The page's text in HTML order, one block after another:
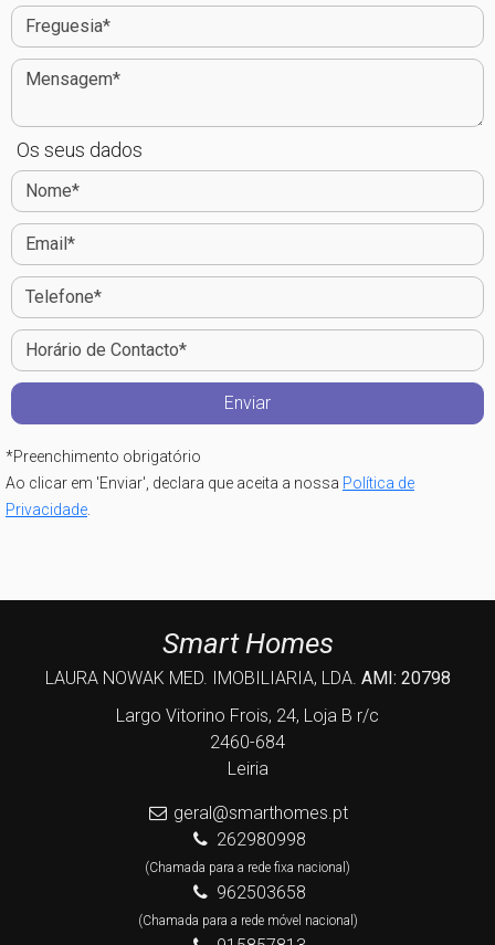
Os seus dados
*Preenchimento obrigatório
Ao clicar em 'Enviar', declara que aceita a nossa Política de
Privacidade
Smart Homes
LAURA NOWAK MED. IMOBILIARIA, LDA. AMI: 20798
Largo Vitorino Frois, 24, Loja B r/c
2460-684
Leiria
geral@smarthomes.pt
262980998
(Chamada para a rede fixa nacional)
962503658
(Chamada para a rede móvel nacional)